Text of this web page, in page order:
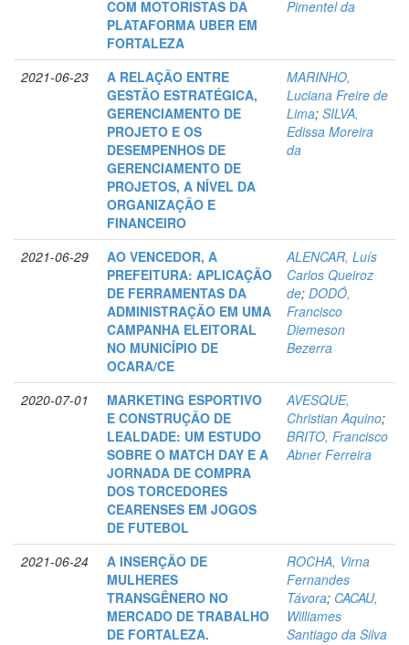
COM MOTORISTAS DA
PLATAFORMA UBER EM
FORTALEZA
Pimentel da
2021-06-23
A RELAÇÃO ENTRE
GESTÃO ESTRATÉGICA,
GERENCIAMENTO DE
PROJETO E OS
DESEMPENHOS DE
GERENCIAMENTO DE
PROJETOS, A NÍVEL DA
ORGANIZAÇÃO E
FINANCEIRO
MARINHO,
Luciana Freire de
Lima; SILVA,
Edissa Moreira
da
2021-06-29
AO VENCEDOR, A
PREFEITURA: APLICAÇÃO
DE FERRAMENTAS DA
ADMINISTRAÇÃO EM UMA
CAMPANHA ELEITORAL
NO MUNICÍPIO DE
OCARA/CE
ALENCAR, Luís
Carlos Queiroz
de; DODÓ,
Francisco
Diemeson
Bezerra
2020-07-01
MARKETING ESPORTIVO
E CONSTRUÇÃO DE
LEALDADE: UM ESTUDO
SOBRE O MATCH DAY E A
JORNADA DE COMPRA
DOS TORCEDORES
CEARENSES EM JOGOS
DE FUTEBOL
AVESQUE,
Christian Aquino;
BRITO, Francisco
Abner Ferreira
2021-06-24
A INSERÇÃO DE
MULHERES
TRANSGÊNERO NO
MERCADO DE TRABALHO
DE FORTALEZA.
ROCHA, Virna
Fernandes
Távora; CACAU,
Williames
Santiago da Silva